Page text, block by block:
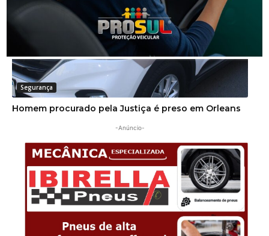
Segurança
Homem procurado pela Justiça é preso em Orleans
-Anúncio-